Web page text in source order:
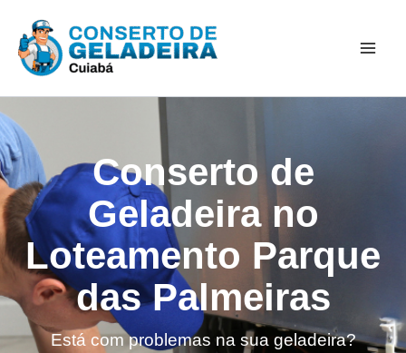
para
Conserto de
Geladeira no
Loteamento Parque
das Palmeiras
Está com problemas na sua geladeira?